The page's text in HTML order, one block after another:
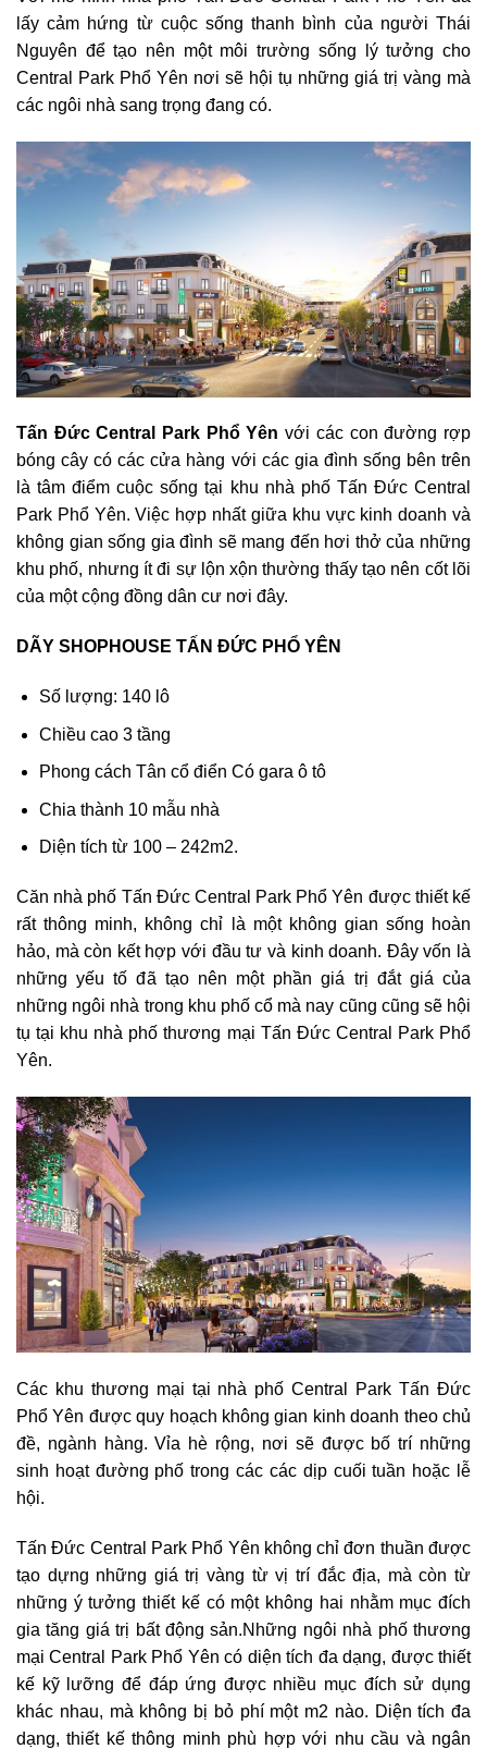
lấy cảm hứng từ cuộc sống thanh bình của người Thái
Nguyên để tạo nên một môi trường sống lý tưởng cho
Central Park Phổ Yên nơi sẽ hội tụ những giá trị vàng mà
các ngôi nhà sang trọng đang có.
Tấn Đức Central Park Phổ Yên với các con đường rợp
bóng cây có các cửa hàng với các gia đình sống bên trên
là tâm điểm cuộc sống tại khu nhà phố Tấn Đức Central
Park Phổ Yên. Việc hợp nhất giữa khu vực kinh doanh và
không gian sống gia đình sẽ mang đến hơi thở của những
khu phố, nhưng ít đi sự lộn xộn thường thấy tạo nên cốt lõi
của một cộng đồng dân cư nơi đây.
DÃY SHOPHOUSE TẤN ĐỨC PHỔ YÊN
Số lượng: 140 lô
Chiều cao 3 tầng
Phong cách Tân cổ điển Có gara ô tô
Chia thành 10 mẫu nhà
Diện tích từ 100 – 242m2.
Căn nhà phố Tấn Đức Central Park Phổ Yên được thiết kế
rất thông minh, không chỉ là một không gian sống hoàn
hảo, mà còn kết hợp với đầu tư và kinh doanh. Đây vốn là
những yếu tố đã tạo nên một phần giá trị đắt giá của
những ngôi nhà trong khu phố cổ mà nay cũng cũng sẽ hội
tụ tại khu nhà phố thương mại Tấn Đức Central Park Phổ
Yên.
Các khu thương mại tại nhà phố Central Park Tấn Đức
Phổ Yên được quy hoạch không gian kinh doanh theo chủ
đề, ngành hàng. Vỉa hè rộng, nơi sẽ được bố trí những
sinh hoạt đường phố trong các các dịp cuối tuần hoặc lễ
hội.
Tấn Đức Central Park Phổ Yên không chỉ đơn thuần được
tạo dựng những giá trị vàng từ vị trí đắc địa, mà còn từ
những ý tưởng thiết kế có một không hai nhằm mục đích
gia tăng giá trị bất động sản.Những ngôi nhà phố thương
mại Central Park Phổ Yên có diện tích đa dạng, được thiết
kế kỹ lưỡng để đáp ứng được nhiều mục đích sử dụng
khác nhau, mà không bị bỏ phí một m2 nào. Diện tích đa
dạng, thiết kế thông minh phù hợp với nhu cầu và ngân